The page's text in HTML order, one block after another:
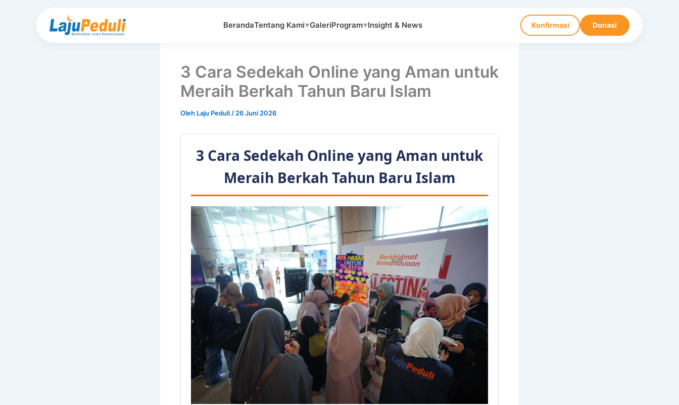
BerandaTentang Kami▼GaleriProgram▼Insight & News Konfirmasi Donasi
3 Cara Sedekah Online yang Aman untuk
Meraih Berkah Tahun Baru Islam
Oleh Laju Peduli / 26 Juni 2026
3 Cara Sedekah Online yang Aman untuk
Meraih Berkah Tahun Baru Islam